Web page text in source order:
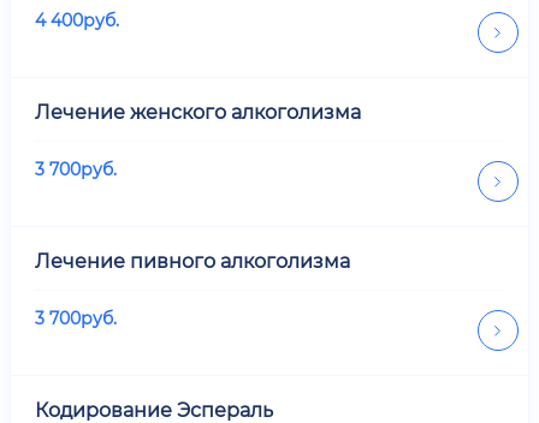
4 400руб.
Лечение женского алкоголизма
3 700руб.
Лечение пивного алкоголизма
3 700руб.
Кодирование Эспераль